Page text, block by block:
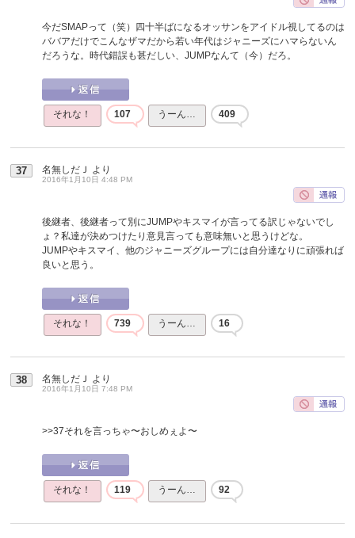
今だSMAPって（笑）四十半ばになるオッサンをアイドル視してるのは
ババアだけでこんなザマだから若い年代はジャニーズにハマらないん
だろうな。時代錯誤も甚だしい、JUMPなんて（今）だろ。
それな！ 107 うーん… 409
37 名無しだＪ より
2016年1月10日 4:48 PM
後継者、後継者って別にJUMPやキスマイが言ってる訳じゃないでし
ょ？私達が決めつけたり意見言っても意味無いと思うけどな。
JUMPやキスマイ、他のジャニーズグループには自分達なりに頑張れば
良いと思う。
それな！ 739 うーん… 16
38 名無しだＪ より
2016年1月10日 7:48 PM
>>37それを言っちゃ〜おしめぇよ〜
それな！ 119 うーん… 92